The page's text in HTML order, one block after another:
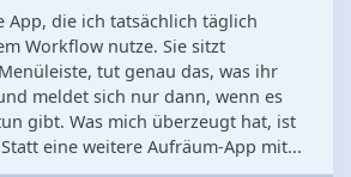
App, die ich tatsächlich täglich
Workflow nutze. Sie sitzt
tut genau das, was ihr
meldet sich nur dann, wenn es
gibt. Was mich überzeugt hat, ist
eine weitere Aufräum-App mit...